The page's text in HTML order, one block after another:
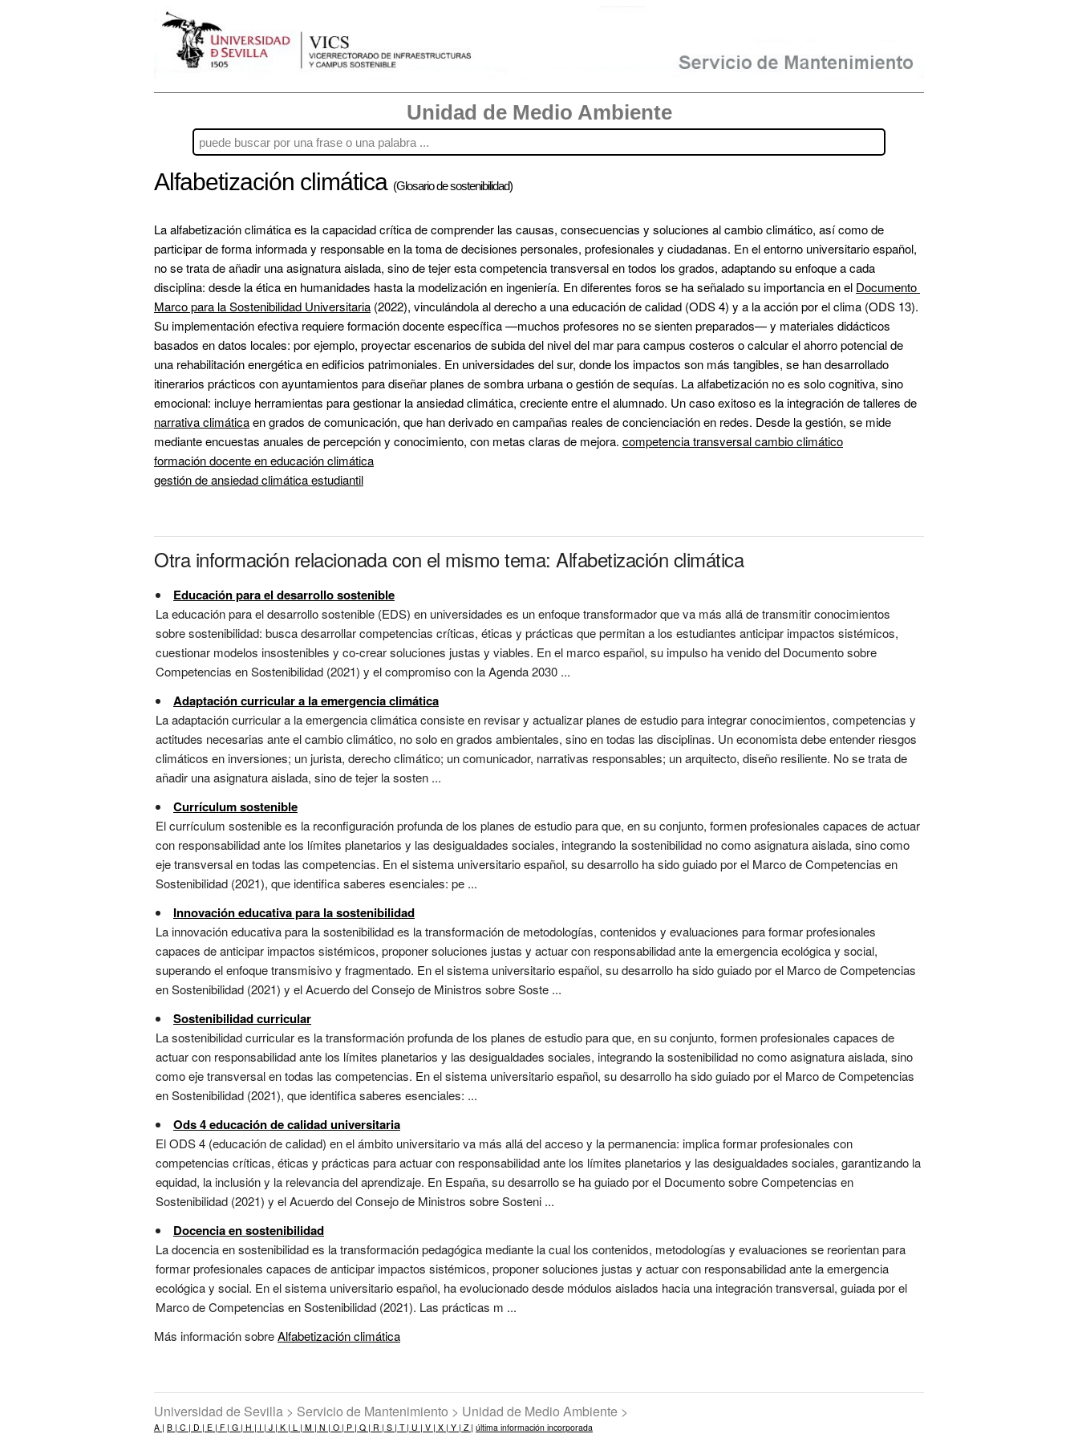
Unidad de Medio Ambiente
Alfabetización climática (Glosario de sostenibilidad)
La alfabetización climática es la capacidad crítica de comprender las causas, consecuencias y soluciones al cambio climático, así como de
participar de forma informada y responsable en la toma de decisiones personales, profesionales y ciudadanas. En el entorno universitario español,
no se trata de añadir una asignatura aislada, sino de tejer esta competencia transversal en todos los grados, adaptando su enfoque a cada
disciplina: desde la ética en humanidades hasta la modelización en ingeniería. En diferentes foros se ha señalado su importancia en el Documento
Marco para la Sostenibilidad Universitaria (2022), vinculándola al derecho a una educación de calidad (ODS 4) y a la acción por el clima (ODS 13).
Su implementación efectiva requiere formación docente específica —muchos profesores no se sienten preparados— y materiales didácticos
basados en datos locales: por ejemplo, proyectar escenarios de subida del nivel del mar para campus costeros o calcular el ahorro potencial de
una rehabilitación energética en edificios patrimoniales. En universidades del sur, donde los impactos son más tangibles, se han desarrollado
itinerarios prácticos con ayuntamientos para diseñar planes de sombra urbana o gestión de sequías. La alfabetización no es solo cognitiva, sino
narrativa climática en grados de comunicación, que han derivado en campañas reales de concienciación en redes. Desde la gestión, se mide
mediante encuestas anuales de percepción y conocimiento, con metas claras de mejora. competencia transversal cambio climático
formación docente en educación climática
gestión de ansiedad climática estudiantil
Otra información relacionada con el mismo tema: Alfabetización climática
Educación para el desarrollo sostenible
La educación para el desarrollo sostenible (EDS) en universidades es un enfoque transformador que va más allá de transmitir conocimientos
sobre sostenibilidad: busca desarrollar competencias críticas, éticas y prácticas que permitan a los estudiantes anticipar impactos sistémicos,
cuestionar modelos insostenibles y co-crear soluciones justas y viables. En el marco español, su impulso ha venido del Documento sobre
Competencias en Sostenibilidad (2021) y el compromiso con la Agenda 2030 ...
Adaptación curricular a la emergencia climática
La adaptación curricular a la emergencia climática consiste en revisar y actualizar planes de estudio para integrar conocimientos, competencias y
actitudes necesarias ante el cambio climático, no solo en grados ambientales, sino en todas las disciplinas. Un economista debe entender riesgos
climáticos en inversiones; un jurista, derecho climático; un comunicador, narrativas responsables; un arquitecto, diseño resiliente. No se trata de
añadir una asignatura aislada, sino de tejer la sosten ...
Currículum sostenible
El currículum sostenible es la reconfiguración profunda de los planes de estudio para que, en su conjunto, formen profesionales capaces de actuar
con responsabilidad ante los límites planetarios y las desigualdades sociales, integrando la sostenibilidad no como asignatura aislada, sino como
eje transversal en todas las competencias. En el sistema universitario español, su desarrollo ha sido guiado por el Marco de Competencias en
Sostenibilidad (2021), que identifica saberes esenciales: pe ...
Innovación educativa para la sostenibilidad
La innovación educativa para la sostenibilidad es la transformación de metodologías, contenidos y evaluaciones para formar profesionales
capaces de anticipar impactos sistémicos, proponer soluciones justas y actuar con responsabilidad ante la emergencia ecológica y social,
superando el enfoque transmisivo y fragmentado. En el sistema universitario español, su desarrollo ha sido guiado por el Marco de Competencias
en Sostenibilidad (2021) y el Acuerdo del Consejo de Ministros sobre Soste ...
Sostenibilidad curricular
La sostenibilidad curricular es la transformación profunda de los planes de estudio para que, en su conjunto, formen profesionales capaces de
actuar con responsabilidad ante los límites planetarios y las desigualdades sociales, integrando la sostenibilidad no como asignatura aislada, sino
como eje transversal en todas las competencias. En el sistema universitario español, su desarrollo ha sido guiado por el Marco de Competencias
en Sostenibilidad (2021), que identifica saberes esenciales: ...
Ods 4 educación de calidad universitaria
El ODS 4 (educación de calidad) en el ámbito universitario va más allá del acceso y la permanencia: implica formar profesionales con
competencias críticas, éticas y prácticas para actuar con responsabilidad ante los límites planetarios y las desigualdades sociales, garantizando la
equidad, la inclusión y la relevancia del aprendizaje. En España, su desarrollo se ha guiado por el Documento sobre Competencias en
Sostenibilidad (2021) y el Acuerdo del Consejo de Ministros sobre Sosteni ...
Docencia en sostenibilidad
La docencia en sostenibilidad es la transformación pedagógica mediante la cual los contenidos, metodologías y evaluaciones se reorientan para
formar profesionales capaces de anticipar impactos sistémicos, proponer soluciones justas y actuar con responsabilidad ante la emergencia
ecológica y social. En el sistema universitario español, ha evolucionado desde módulos aislados hacia una integración transversal, guiada por el
Marco de Competencias en Sostenibilidad (2021). Las prácticas m ...
Más información sobreAlfabetización climática
Universidad de Sevilla > Servicio de Mantenimiento > Unidad de Medio Ambiente >
A | B | C | D | E | F | G | H | I | J | K | L | M | N | O | P | Q | R | S | T | U | V | X | Y | Z | última información incorporada